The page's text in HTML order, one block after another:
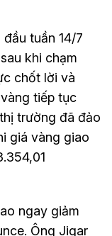
tuần 14/7
khi chạm
chốt lời và
tiếp tục
trường đã đảo
giá vàng giao
ngay giảm
Ông Jigar